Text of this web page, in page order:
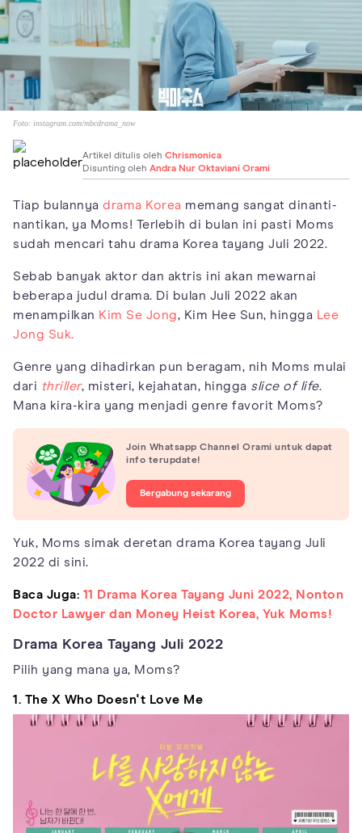
Foto: instagram.com/mbcdrama_now
Artikel ditulis oleh Chrismonica
Disunting oleh Andra Nur Oktaviani Orami
Tiap bulannya drama Korea memang sangat dinanti-
nantikan, ya Moms! Terlebih di bulan ini pasti Moms
sudah mencari tahu drama Korea tayang Juli 2022.
Sebab banyak aktor dan aktris ini akan mewarnai
beberapa judul drama. Di bulan Juli 2022 akan
menampilkan Kim Se Jong, Kim Hee Sun, hingga Lee
Jong Suk.
Genre yang dihadirkan pun beragam, nih Moms mulai
dari thriller, misteri, kejahatan, hingga slice of life.
Mana kira-kira yang menjadi genre favorit Moms?
Join Whatsapp Channel Orami untuk dapat
info terupdate!
Bergabung sekarang
Yuk, Moms simak deretan drama Korea tayang Juli
2022 di sini.
Baca Juga: 11 Drama Korea Tayang Juni 2022, Nonton
Doctor Lawyer dan Money Heist Korea, Yuk Moms!
Drama Korea Tayang Juli 2022
Pilih yang mana ya, Moms?
1. The X Who Doesn't Love Me